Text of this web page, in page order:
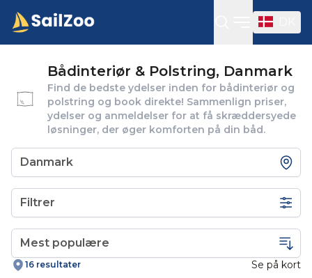
Open
Bådinteriør & Polstring, Danmark
Find de bedste ydelser inden for bådinteriør og
polstring og book direkte! Sammenlign priser,
ydelser og anmeldelser for at få skræddersyede
løsninger, der øger komforten på din båd.
Filtrer
16 resultater Se på kort